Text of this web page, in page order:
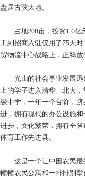
盘居古弦大地。
占地200亩，投资1.6亿元
工到招商入驻仅用了75天
贸物流中心战略上，正释放
光山的社会事业发展迅
上的学子进入清华、北大
级中学，一年一个台阶，
进，拥有现代的办公设施
进步，文化繁荣，拥有全
体育工作先进县。
这是一个让中国农民最扬
幢幢农民公寓和一排排别